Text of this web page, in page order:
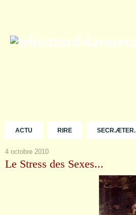
ACTU RIRE SECR.ÆTER.
4 octobre 2010
Le Stress des Sexes...